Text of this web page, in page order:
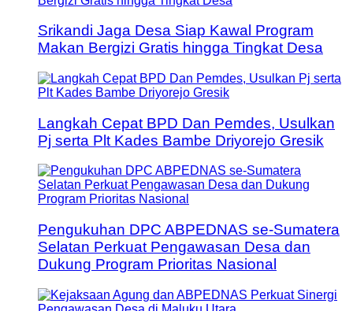
Srikandi Jaga Desa Siap Kawal Program
Makan Bergizi Gratis hingga Tingkat Desa
Langkah Cepat BPD Dan Pemdes, Usulkan
Pj serta Plt Kades Bambe Driyorejo Gresik
Pengukuhan DPC ABPEDNAS se-Sumatera
Selatan Perkuat Pengawasan Desa dan
Dukung Program Prioritas Nasional